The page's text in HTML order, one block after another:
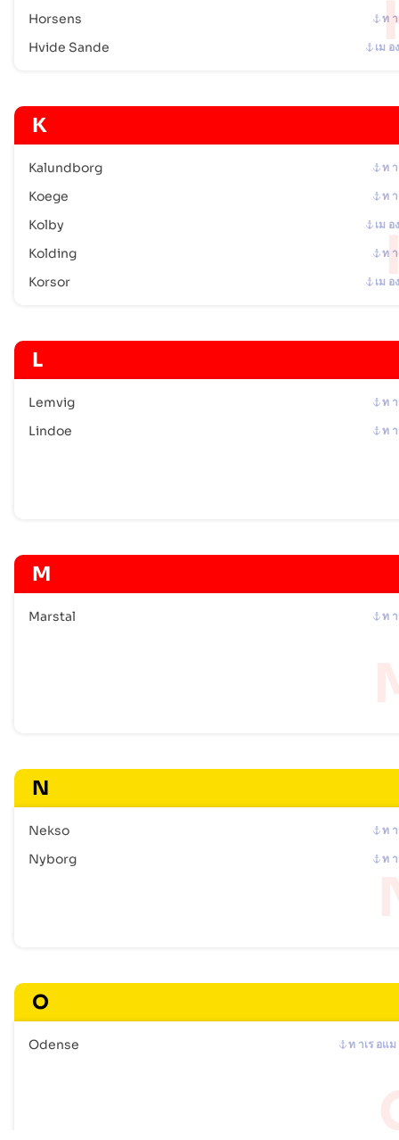
Horsens ท า
Hvide Sande เม อ
K
Kalundborg ท า
Koege ท า
Kolby เม อ
Kolding ท า
Korsor เม อ
L
Lemvig ท า
Lindoe ท า
M
Marstal ท า
N
Nekso ท า
Nyborg ท า
O
Odense ท าเร อแ